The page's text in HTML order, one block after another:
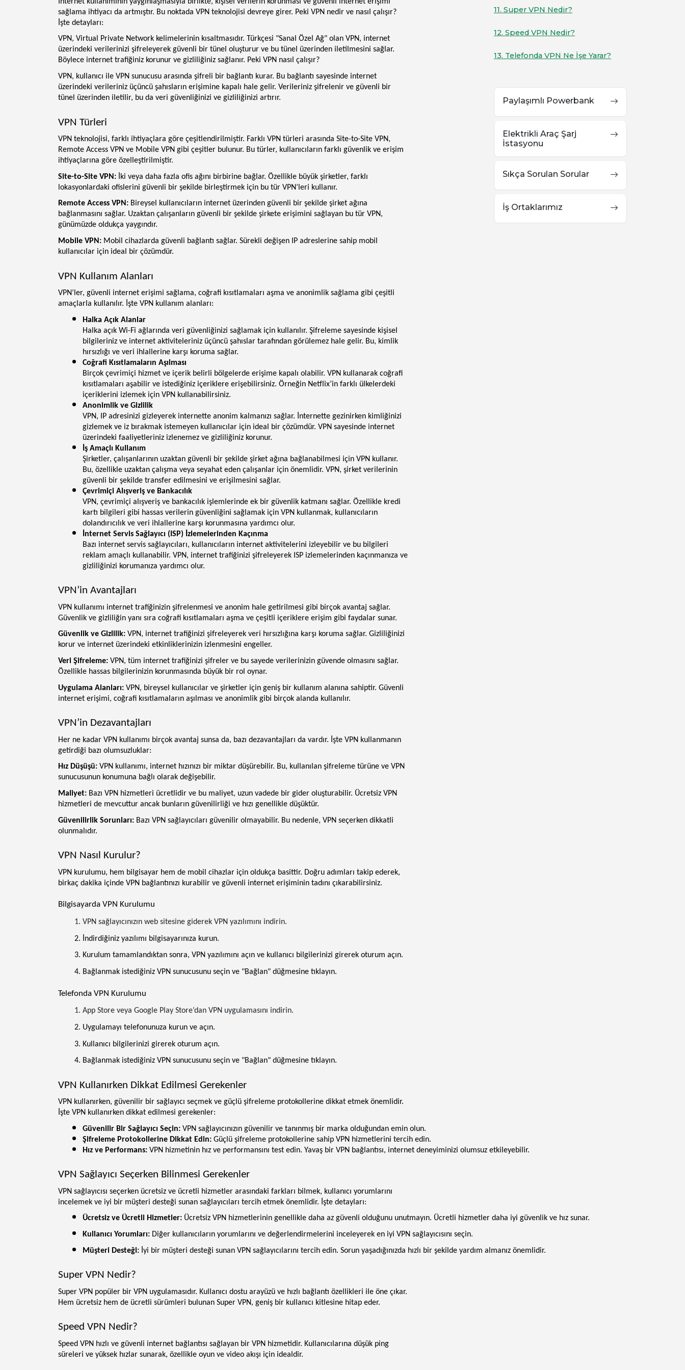
sağlama ihtiyacı da artmıştır. Bu noktada VPN teknolojisi devreye girer. Peki VPN nedir ve nasıl çalışır?
İşte detayları:
VPN, Virtual Private Network kelimelerinin kısaltmasıdır. Türkçesi "Sanal Özel Ağ" olan VPN, internet
üzerindeki verilerinizi şifreleyerek güvenli bir tünel oluşturur ve bu tünel üzerinden iletilmesini sağlar.
Böylece internet trafiğiniz korunur ve gizliliğiniz sağlanır. Peki VPN nasıl çalışır?
VPN, kullanıcı ile VPN sunucusu arasında şifreli bir bağlantı kurar. Bu bağlantı sayesinde internet
üzerindeki verileriniz üçüncü şahısların erişimine kapalı hale gelir. Verileriniz şifrelenir ve güvenli bir
tünel üzerinden iletilir, bu da veri güvenliğinizi ve gizliliğinizi artırır.
VPN Türleri
VPN teknolojisi, farklı ihtiyaçlara göre çeşitlendirilmiştir. Farklı VPN türleri arasında Site-to-Site VPN,
Remote Access VPN ve Mobile VPN gibi çeşitler bulunur. Bu türler, kullanıcıların farklı güvenlik ve erişim
ihtiyaçlarına göre özelleştirilmiştir.
Site-to-Site VPN: İki veya daha fazla ofis ağını birbirine bağlar. Özellikle büyük şirketler, farklı
lokasyonlardaki ofislerini güvenli bir şekilde birleştirmek için bu tür VPN’leri kullanır.
Remote Access VPN: Bireysel kullanıcıların internet üzerinden güvenli bir şekilde şirket ağına
bağlanmasını sağlar. Uzaktan çalışanların güvenli bir şekilde şirkete erişimini sağlayan bu tür VPN,
günümüzde oldukça yaygındır.
Mobile VPN: Mobil cihazlarda güvenli bağlantı sağlar. Sürekli değişen IP adreslerine sahip mobil
kullanıcılar için ideal bir çözümdür.
VPN Kullanım Alanları
VPN’ler, güvenli internet erişimi sağlama, coğrafi kısıtlamaları aşma ve anonimlik sağlama gibi çeşitli
amaçlarla kullanılır. İşte VPN kullanım alanları:
Halka Açık Alanlar
Halka açık Wi-Fi ağlarında veri güvenliğinizi sağlamak için kullanılır. Şifreleme sayesinde kişisel
bilgileriniz ve internet aktiviteleriniz üçüncü şahıslar tarafından görülemez hale gelir. Bu, kimlik
hırsızlığı ve veri ihlallerine karşı koruma sağlar.
Coğrafi Kısıtlamaların Aşılması
Birçok çevrimiçi hizmet ve içerik belirli bölgelerde erişime kapalı olabilir. VPN kullanarak coğrafi
kısıtlamaları aşabilir ve istediğiniz içeriklere erişebilirsiniz. Örneğin Netflix’in farklı ülkelerdeki
içeriklerini izlemek için VPN kullanabilirsiniz.
Anonimlik ve Gizlilik
VPN, IP adresinizi gizleyerek internette anonim kalmanızı sağlar. İnternette gezinirken kimliğinizi
gizlemek ve iz bırakmak istemeyen kullanıcılar için ideal bir çözümdür. VPN sayesinde internet
üzerindeki faaliyetleriniz izlenemez ve gizliliğiniz korunur.
İş Amaçlı Kullanım
Şirketler, çalışanlarının uzaktan güvenli bir şekilde şirket ağına bağlanabilmesi için VPN kullanır.
Bu, özellikle uzaktan çalışma veya seyahat eden çalışanlar için önemlidir. VPN, şirket verilerinin
güvenli bir şekilde transfer edilmesini ve erişilmesini sağlar.
Çevrimiçi Alışveriş ve Bankacılık
VPN, çevrimiçi alışveriş ve bankacılık işlemlerinde ek bir güvenlik katmanı sağlar. Özellikle kredi
kartı bilgileri gibi hassas verilerin güvenliğini sağlamak için VPN kullanmak, kullanıcıların
dolandırıcılık ve veri ihlallerine karşı korunmasına yardımcı olur.
İnternet Servis Sağlayıcı (ISP) İzlemelerinden Kaçınma
Bazı internet servis sağlayıcıları, kullanıcıların internet aktivitelerini izleyebilir ve bu bilgileri
reklam amaçlı kullanabilir. VPN, internet trafiğinizi şifreleyerek ISP izlemelerinden kaçınmanıza ve
gizliliğinizi korumanıza yardımcı olur.
VPN’in Avantajları
VPN kullanımı internet trafiğinizin şifrelenmesi ve anonim hale getirilmesi gibi birçok avantaj sağlar.
Güvenlik ve gizliliğin yanı sıra coğrafi kısıtlamaları aşma ve çeşitli içeriklere erişim gibi faydalar sunar.
Güvenlik ve Gizlilik: VPN, internet trafiğinizi şifreleyerek veri hırsızlığına karşı koruma sağlar. Gizliliğinizi
korur ve internet üzerindeki etkinliklerinizin izlenmesini engeller.
Veri Şifreleme: VPN, tüm internet trafiğinizi şifreler ve bu sayede verilerinizin güvende olmasını sağlar.
Özellikle hassas bilgilerinizin korunmasında büyük bir rol oynar.
Uygulama Alanları: VPN, bireysel kullanıcılar ve şirketler için geniş bir kullanım alanına sahiptir. Güvenli
internet erişimi, coğrafi kısıtlamaların aşılması ve anonimlik gibi birçok alanda kullanılır.
VPN’in Dezavantajları
Her ne kadar VPN kullanımı birçok avantaj sunsa da, bazı dezavantajları da vardır. İşte VPN kullanmanın
getirdiği bazı olumsuzluklar:
Hız Düşüşü: VPN kullanımı, internet hızınızı bir miktar düşürebilir. Bu, kullanılan şifreleme türüne ve VPN
sunucusunun konumuna bağlı olarak değişebilir.
Maliyet: Bazı VPN hizmetleri ücretlidir ve bu maliyet, uzun vadede bir gider oluşturabilir. Ücretsiz VPN
hizmetleri de mevcuttur ancak bunların güvenilirliği ve hızı genellikle düşüktür.
Güvenilirlik Sorunları: Bazı VPN sağlayıcıları güvenilir olmayabilir. Bu nedenle, VPN seçerken dikkatli
olunmalıdır.
VPN Nasıl Kurulur?
VPN kurulumu, hem bilgisayar hem de mobil cihazlar için oldukça basittir. Doğru adımları takip ederek,
birkaç dakika içinde VPN bağlantınızı kurabilir ve güvenli internet erişiminin tadını çıkarabilirsiniz.
Bilgisayarda VPN Kurulumu
VPN sağlayıcınızın web sitesine giderek VPN yazılımını indirin.
İndirdiğiniz yazılımı bilgisayarınıza kurun.
Kurulum tamamlandıktan sonra, VPN yazılımını açın ve kullanıcı bilgilerinizi girerek oturum açın.
Bağlanmak istediğiniz VPN sunucusunu seçin ve "Bağlan" düğmesine tıklayın.
Telefonda VPN Kurulumu
App Store veya Google Play Store’dan VPN uygulamasını indirin.
Uygulamayı telefonunuza kurun ve açın.
Kullanıcı bilgilerinizi girerek oturum açın.
Bağlanmak istediğiniz VPN sunucusunu seçin ve "Bağlan" düğmesine tıklayın.
VPN Kullanırken Dikkat Edilmesi Gerekenler
VPN kullanırken, güvenilir bir sağlayıcı seçmek ve güçlü şifreleme protokollerine dikkat etmek önemlidir.
İşte VPN kullanırken dikkat edilmesi gerekenler:
Güvenilir Bir Sağlayıcı Seçin: VPN sağlayıcınızın güvenilir ve tanınmış bir marka olduğundan emin olun.
Şifreleme Protokollerine Dikkat Edin: Güçlü şifreleme protokollerine sahip VPN hizmetlerini tercih edin.
Hız ve Performans: VPN hizmetinin hız ve performansını test edin. Yavaş bir VPN bağlantısı, internet deneyiminizi olumsuz etkileyebilir.
VPN Sağlayıcı Seçerken Bilinmesi Gerekenler
VPN sağlayıcısı seçerken ücretsiz ve ücretli hizmetler arasındaki farkları bilmek, kullanıcı yorumlarını
incelemek ve iyi bir müşteri desteği sunan sağlayıcıları tercih etmek önemlidir. İşte detayları:
Ücretsiz ve Ücretli Hizmetler: Ücretsiz VPN hizmetlerinin genellikle daha az güvenli olduğunu unutmayın. Ücretli hizmetler daha iyi güvenlik ve hız sunar.
Kullanıcı Yorumları: Diğer kullanıcıların yorumlarını ve değerlendirmelerini inceleyerek en iyi VPN sağlayıcısını seçin.
Müşteri Desteği: İyi bir müşteri desteği sunan VPN sağlayıcılarını tercih edin. Sorun yaşadığınızda hızlı bir şekilde yardım almanız önemlidir.
Super VPN Nedir?
Super VPN popüler bir VPN uygulamasıdır. Kullanıcı dostu arayüzü ve hızlı bağlantı özellikleri ile öne çıkar.
Hem ücretsiz hem de ücretli sürümleri bulunan Super VPN, geniş bir kullanıcı kitlesine hitap eder.
Speed VPN Nedir?
Speed VPN hızlı ve güvenli internet bağlantısı sağlayan bir VPN hizmetidir. Kullanıcılarına düşük ping
süreleri ve yüksek hızlar sunarak, özellikle oyun ve video akışı için idealdir.
11. Super VPN Nedir?
12. Speed VPN Nedir?
13. Telefonda VPN Ne İşe Yarar?
Paylaşımlı Powerbank
Elektrikli Araç Şarj
İstasyonu
Sıkça Sorulan Sorular
İş Ortaklarımız